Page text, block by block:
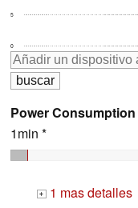
0
5
Power Consumption
1min *
+ 1 mas detalles